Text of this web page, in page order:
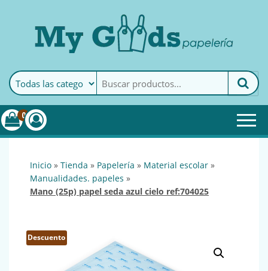
MyGoods · PapeleríaMy Goods es tu papelería
online de confianza. Podrás
encontrar todo lo necesario
0
inicio » tienda » papelería » material escolar »
manualidades. papeles »
mano (25p) papel seda azul cielo ref:704025
Descuento